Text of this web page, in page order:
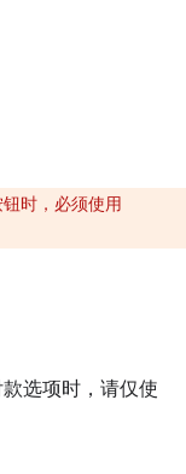
钮时，必须使用
选项时，请仅使